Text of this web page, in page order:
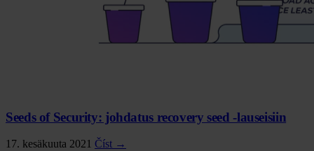
Seeds of Security: johdatus recovery seed -lauseisiin
17. kesäkuuta 2021 Číst →